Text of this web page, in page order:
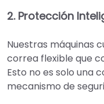
2. Protección
Nuestras máquinas
correa flexible que
Esto no es solo una
mecanismo de